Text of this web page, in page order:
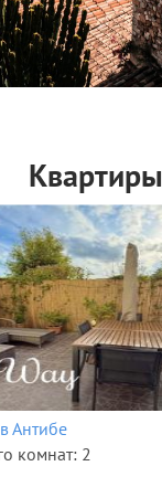
Квартиры
Антибе
комнат: 2